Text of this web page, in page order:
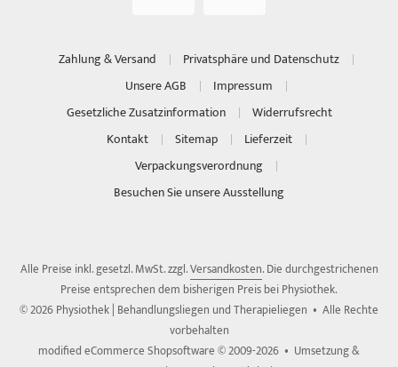
Zahlung & Versand
Privatsphäre und Datenschutz
Unsere AGB
Impressum
Gesetzliche Zusatzinformation
Widerrufsrecht
Kontakt
Sitemap
Lieferzeit
Verpackungsverordnung
Besuchen Sie unsere Ausstellung
Alle Preise inkl. gesetzl. MwSt. zzgl.Versandkosten. Die durchgestrichenen
Preise entsprechen dem bisherigen Preis bei Physiothek.
© 2026 Physiothek | Behandlungsliegen und Therapieliegen • Alle Rechte
vorbehalten
modified eCommerce Shopsoftware © 2009-2026 • Umsetzung &